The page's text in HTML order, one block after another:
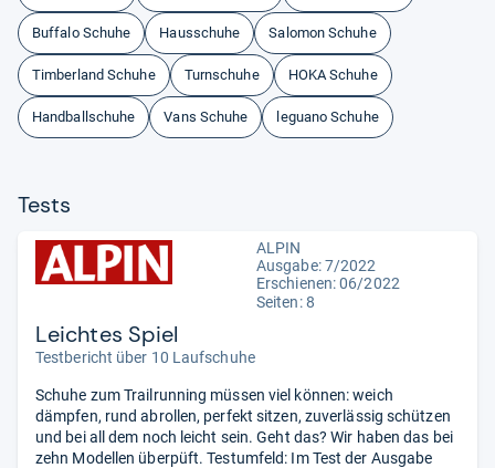
Buffalo Schuhe Hausschuhe Salomon Schuhe
Timberland Schuhe Turnschuhe HOKA Schuhe
Handballschuhe Vans Schuhe leguano Schuhe
Tests
ALPIN
Ausgabe: 7/2022
Erschienen: 06/2022
Seiten: 8
Leichtes Spiel
Testbericht über 10 Laufschuhe
Schuhe zum Trailrunning müssen viel können: weich
dämpfen, rund abrollen, perfekt sitzen, zuverlässig schützen
und bei all dem noch leicht sein. Geht das? Wir haben das bei
zehn Modellen überpüft. Testumfeld: Im Test der Ausgabe